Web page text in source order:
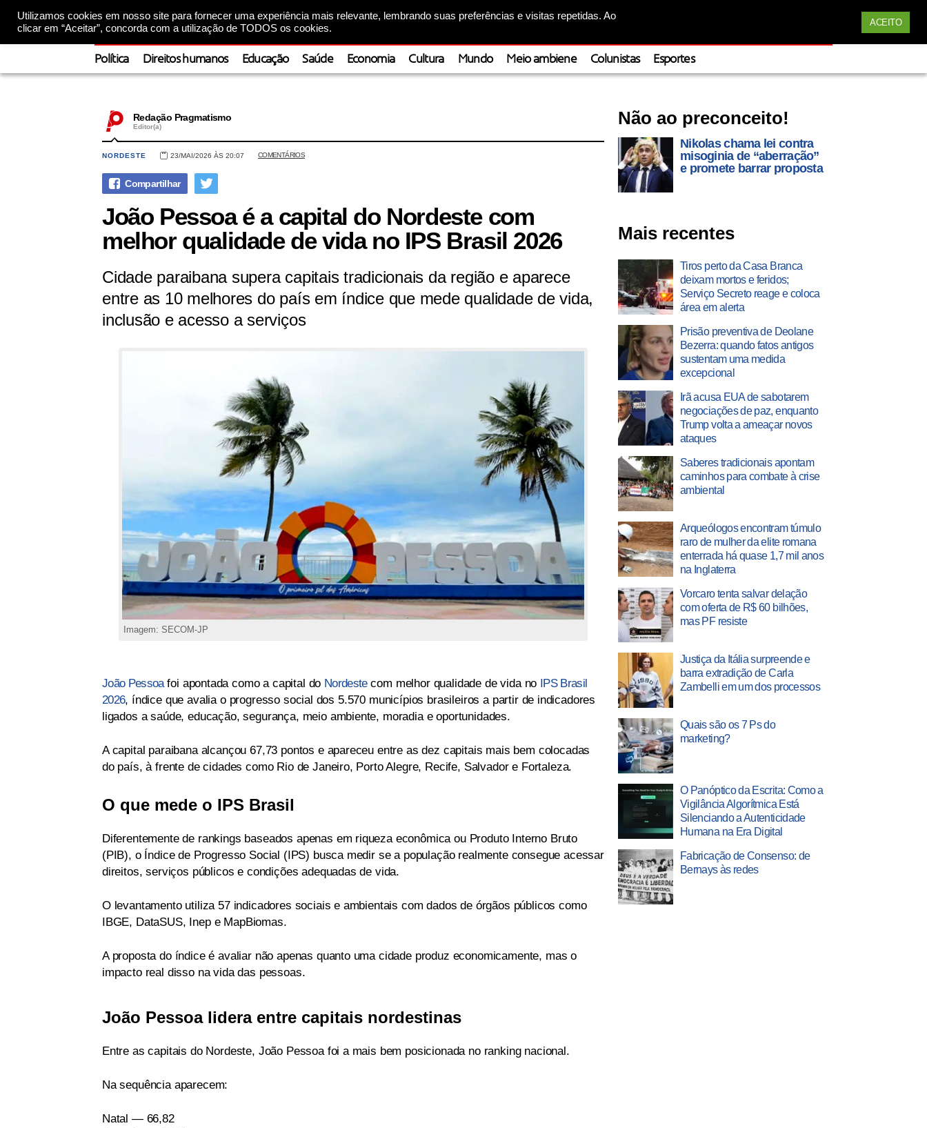
Utilizamos cookies em nosso site para fornecer uma experiência mais relevante, lembrando suas preferências e visitas repetidas. Ao
clicar em “Aceitar”, concorda com a utilização de TODOS os cookies.
ACEITO
Política Direitos humanos Educação Saúde Economia Cultura Mundo Meio ambiene Colunistas Esportes
Redação Pragmatismo
Editor(a)
NORDESTE 23/MAI/2026 ÀS 20:07 COMENTÁRIOS
João Pessoa é a capital do Nordeste com
melhor qualidade de vida no IPS Brasil 2026
Cidade paraibana supera capitais tradicionais da região e aparece
entre as 10 melhores do país em índice que mede qualidade de vida,
inclusão e acesso a serviços
Imagem: SECOM-JP
João Pessoafoi apontada como a capital do Nordestecom melhor qualidade de vida no
IPS Brasil
2026, índice que avalia o progresso social dos 5.570 municípios brasileiros a partir de indicadores
ligados a saúde, educação, segurança, meio ambiente, moradia e oportunidades.
A capital paraibana alcançou 67,73 pontos e apareceu entre as dez capitais mais bem colocadas
do país, à frente de cidades como Rio de Janeiro, Porto Alegre, Recife, Salvador e Fortaleza.
O que mede o IPS Brasil
Diferentemente de rankings baseados apenas em riqueza econômica ou Produto Interno Bruto
(PIB), o Índice de Progresso Social (IPS) busca medir se a população realmente consegue acessar
direitos, serviços públicos e condições adequadas de vida.
O levantamento utiliza 57 indicadores sociais e ambientais com dados de órgãos públicos como
IBGE, DataSUS, Inep e MapBiomas.
A proposta do índice é avaliar não apenas quanto uma cidade produz economicamente, mas o
impacto real disso na vida das pessoas.
João Pessoa lidera entre capitais nordestinas
Entre as capitais do Nordeste, João Pessoa foi a mais bem posicionada no ranking nacional.
Na sequência aparecem:
Natal — 66,82
Não ao preconceito!
Nikolas chama lei contra
misoginia de “aberração”
e promete barrar proposta
Mais recentes
Tiros perto da Casa Branca
deixam mortos e feridos;
Serviço Secreto reage e coloca
área em alerta
Prisão preventiva de Deolane
Bezerra: quando fatos antigos
sustentam uma medida
excepcional
Irã acusa EUA de sabotarem
negociações de paz, enquanto
Trump volta a ameaçar novos
ataques
Saberes tradicionais apontam
caminhos para combate à crise
ambiental
Arqueólogos encontram túmulo
raro de mulher da elite romana
enterrada há quase 1,7 mil anos
na Inglaterra
Vorcaro tenta salvar delação
com oferta de R$ 60 bilhões,
mas PF resiste
Justiça da Itália surpreende e
barra extradição de Carla
Zambelli em um dos processos
Quais são os 7 Ps do
marketing?
O Panóptico da Escrita: Como a
Vigilância Algorítmica Está
Silenciando a Autenticidade
Humana na Era Digital
Fabricação de Consenso: de
Bernays às redes